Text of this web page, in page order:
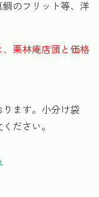
のフリット等、洋
栗林庵店頭と価格
ます。小分け袋
ださい。